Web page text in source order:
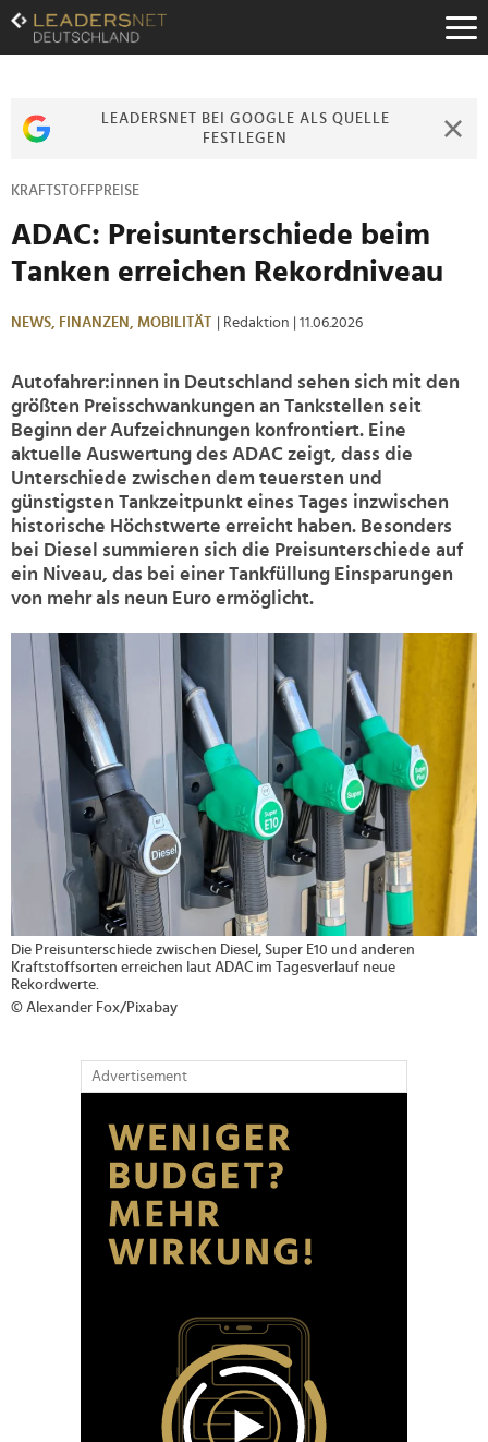
Zum
Inhalt
Zur
Zur
LEADERSNET BEI GOOGLE ALS QUELLE
FESTLEGEN
KRAFTSTOFFPREISE
ADAC: Preisunterschiede beim
Tanken erreichen Rekordniveau
NEWS, FINANZEN, MOBILITÄT | Redaktion | 11.06.2026
Autofahrer:innen in Deutschland sehen sich mit den
größten Preisschwankungen an Tankstellen seit
Beginn der Aufzeichnungen konfrontiert. Eine
aktuelle Auswertung des ADAC zeigt, dass die
Unterschiede zwischen dem teuersten und
günstigsten Tankzeitpunkt eines Tages inzwischen
historische Höchstwerte erreicht haben. Besonders
bei Diesel summieren sich die Preisunterschiede auf
ein Niveau, das bei einer Tankfüllung Einsparungen
von mehr als neun Euro ermöglicht.
Die Preisunterschiede zwischen Diesel, Super E10 und anderen
Kraftstoffsorten erreichen laut ADAC im Tagesverlauf neue
Rekordwerte.
© Alexander Fox/Pixabay
Advertisement